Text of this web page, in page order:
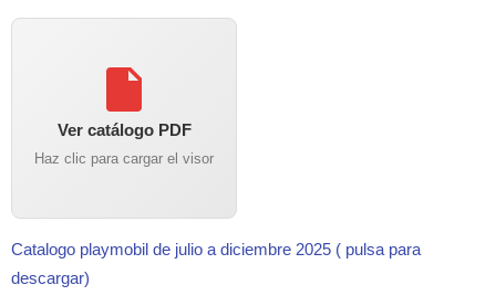
Ver catálogo PDF
Haz clic para cargar el visor
Catalogo playmobil de julio a diciembre 2025 ( pulsa para
descargar)